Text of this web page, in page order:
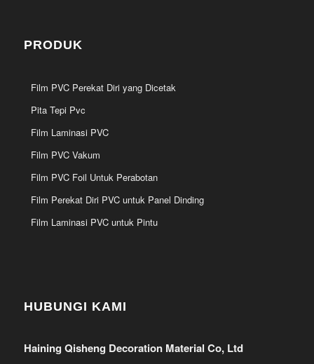
PRODUK
Film PVC Perekat Diri yang Dicetak
Pita Tepi Pvc
Film Laminasi PVC
Film PVC Vakum
Film PVC Foil Untuk Perabotan
Film Perekat Diri PVC untuk Panel Dinding
Film Laminasi PVC untuk Pintu
HUBUNGI KAMI
Haining Qisheng Decoration Material Co, Ltd